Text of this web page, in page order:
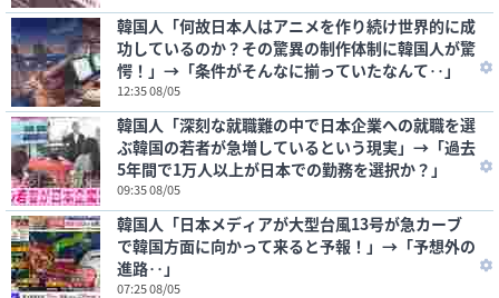
韓国人「何故日本人はアニメを作り続け世界的に成
功しているのか？その驚異の制作体制に韓国人が驚
愕！」→「条件がそんなに揃っていたなんて‥」
12:35 08/05
韓国人「深刻な就職難の中で日本企業への就職を選
ぶ韓国の若者が急増しているという現実」→「過去
5年間で1万人以上が日本での勤務を選択か？」
09:35 08/05
韓国人「日本メディアが大型台風13号が急カーブ
で韓国方面に向かって来ると予報！」→「予想外の
進路‥」
07:25 08/05